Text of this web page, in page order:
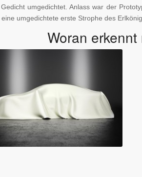
umgedichtet. Anlass war der
umgedichtete erste Strophe des
Woran
gut getarnt, dass man nur
die Umrisse eines Autos
erkennt (c) iStock.com /
DigtialStorm